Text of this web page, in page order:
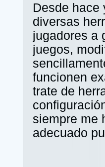
Desde hace
diversas
jugadores a
juegos,
funcionen
trate de
siempre me
adecuado